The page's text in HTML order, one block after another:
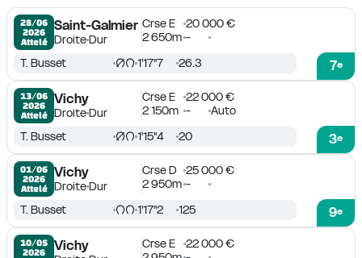
28/06
2026
Attelé
Saint-Galmier
DroiteDur
Crse E
20 000 €
2 650m -
7e
T. Busset 1'17''7 26.3
13/06
2026
Attelé
Vichy
DroiteDur
Crse E
22 000 €
2 150m - Auto
3e
T. Busset 1'15''4 20
01/06
2026
Attelé
Vichy
DroiteDur
Crse D
25 000 €
2 950m -
9e
T. Busset 1'17''2 125
10/05
2026
Vichy Crse E
22 000 €